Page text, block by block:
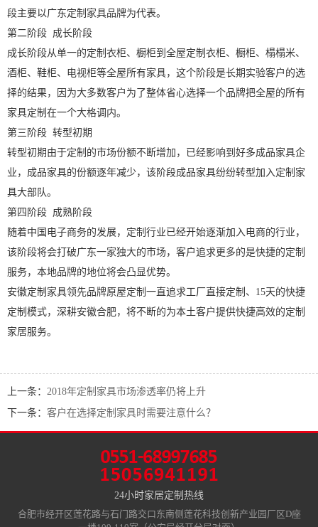
段主要以广东定制家具品牌为代表。
第二阶段 成长阶段
成长阶段从单一的定制衣柜、橱柜到全屋定制衣柜、橱柜、榻榻米、
酒柜、鞋柜、电视柜等全屋所有家具，这个阶段是长期实验客户的选
择的结果，因为大多数客户为了整体省心选择一个品牌把全屋的所有
家具定制在一个大格调内。
第三阶段 转型初期
转型初期由于定制的市场份额不断增加，已经影响到好多成品家具企
业，成品家具的份额逐年减少，该阶段成品家具纷纷转型加入定制家
具大部队。
第四阶段 成熟阶段
随着中国电子商务的发展，定制行业已经开始逐渐加入电商的行业，
该阶段将会打破广东一家独大的市场，客户追求更多的是快捷的定制
服务，本地品牌的地位将会凸显优势。
安徽定制家具领先品牌原屋定制一直追求工厂直接定制、15天的快捷
定制模式，深耕安徽合肥，将不断的为本土客户提供快捷高效的定制
家居服务。
上一条： 2018年定制家具市场渗透率仍将上升
下一条： 客户在选择定制家具时需要注意什么？
24小时家居定制热线
合肥市经开区莲花路与石门路交口东南侧莲花科技创新产业园厂区D座